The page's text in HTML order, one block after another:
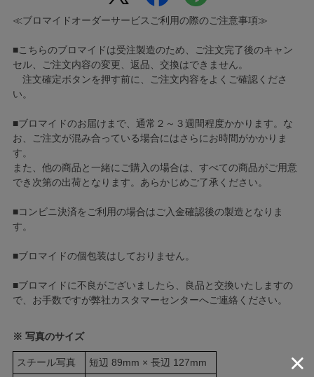
≪ブロマイドオーダーサービスご利用の際のご注意事項≫
■こちらのブロマイドは受注製造のため、ご注文完了後のキャン
セル、ご注文内容の変更、返品、交換はできません。
注文確定ボタンを押す前に、ご注文内容をよくご確認くださ
い。
■ブロマイドのお届けまで、通常２～３週間程度かかります。な
お、ご注文が混み合っている場合にはさらにお時間がかかりま
す。
また、他の商品と一緒にご購入の場合は、すべての商品がご用意
でき次第の出荷となります。あらかじめご了承ください。
■コンビニ決済をご利用の場合はご入金確認後の製造となりま
す。
■ブロマイドの個包装はしておりません。
■ブロマイドに不良がございましたら、良品と交換いたしますの
で、お手数ですが弊社カスタマーセンターへご連絡ください。
※ 写真のサイズ
スチール写真 短辺 89mm × 長辺 127mm